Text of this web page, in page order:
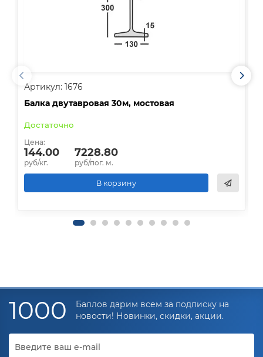
Артикул: 1676
Балка двутавровая 30м, мостовая
Достаточно
Цена:
144.00
руб/кг.
7228.80
руб/пог. м.
В корзину
1000
Баллов дарим всем за подписку на
новости! Новинки, скидки, акции.